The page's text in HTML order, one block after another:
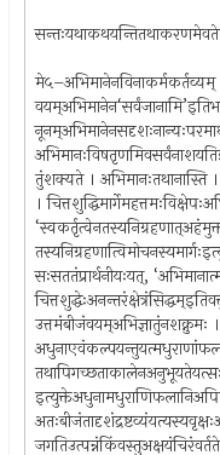
मे५–अभिमानेनविनाकर्मकर्तव्यम्
तुंशक्यते ।
।
सःसततंप्रार्थनीयःयत्,
उत्तमंबीजंवयम्अभिज्ञातुंनशक्नुमः